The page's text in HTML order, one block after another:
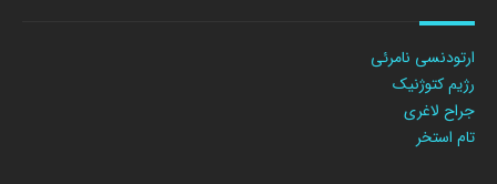
ارتودنسی نامرئی
رژیم کتوژنیک
جراح لاغری
تام استخر